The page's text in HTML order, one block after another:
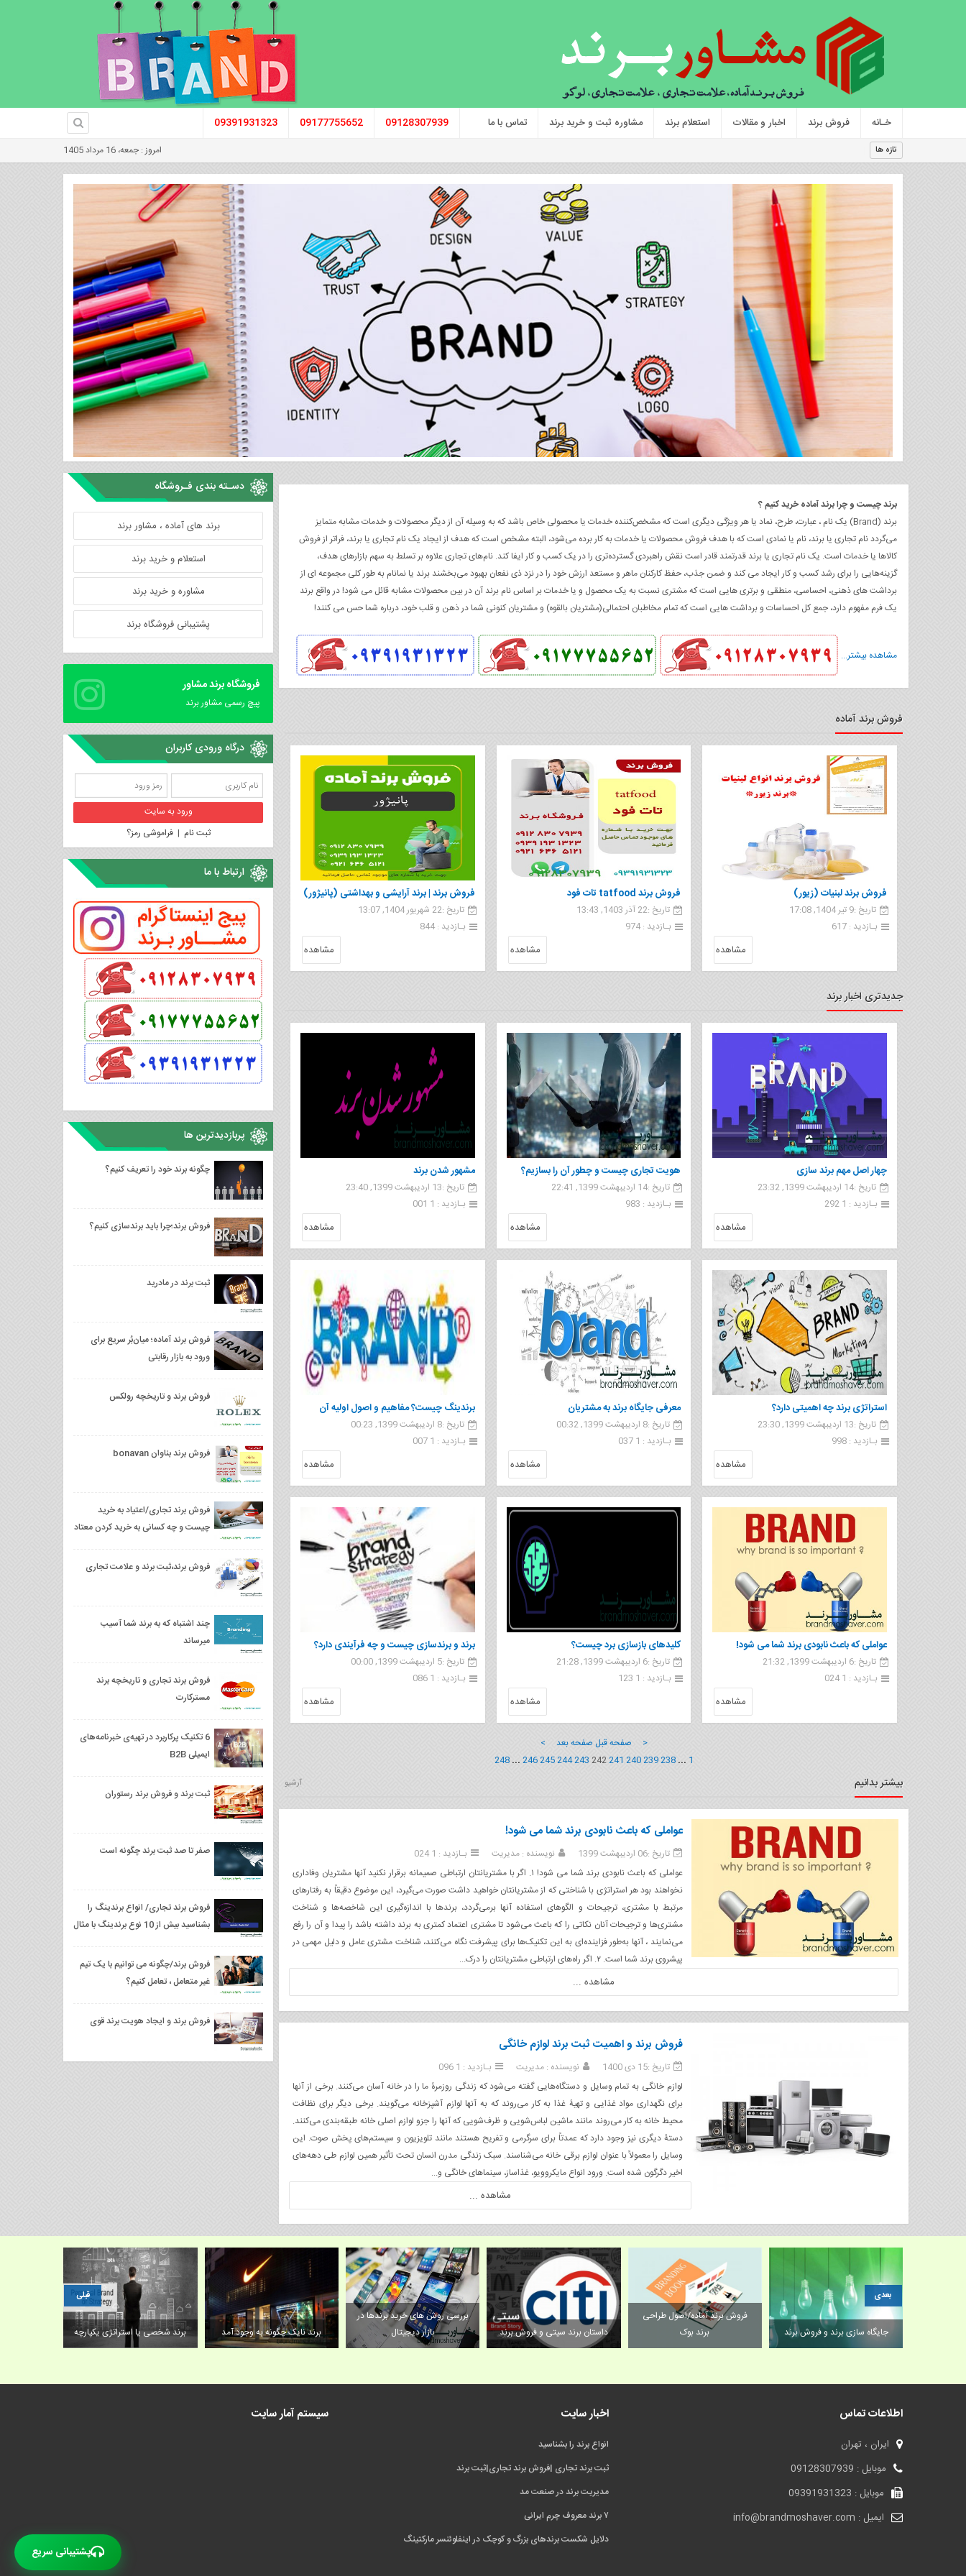
خـانه فروش برند اخبار و مقالات استعلام برند مشاوره ثبت و خرید برند تماس با ما 09128307939
09177755652
09391931323
تازه ها امروز : جمعه، 16 مرداد 1405
برند چیست و چرا برند آماده خرید کنیم ؟
برند (Brand) یک نام ، عبارت، طرح، نماد یا هر ویژگی دیگری است که مشخص‌کننده خدمات یا محصولی خاص باشد که به وسیله آن از دیگر محصولات و خدمات مشابه متمایز
می‌گردد نام تجاری یا برند، نام یا نمادی است که با هدف فروش محصولات یا خدمات به کار برده می‌شود، البته مشخص است که هدف از ایجاد یک نام تجاری یا برند، فراتر از فروش
کالاها یا خدمات است. یک نام تجاری یا برند قدرتمند قادر است نقش راهبردی گسترده‌تری را در یک کسب و کار ایفا کند. نام‌های تجاری علاوه بر تسلط به سهم بازارهای هدف،
گزینه‌هایی را برای رشد کسب و کار ایجاد می کند و ضمن جذب، حفظ کارکنان ماهر و مستعد ارزش خود را در نزد ذی نفعان بهبود می‌بخشند برند یا نمانام به طور کلی مجموعه ای از
برداشت های ذهنی، احساسی، منطقی و برتری هایی است که مشتری نسبت به یک محصول و یا خدمات بر اساس نام برند آن در بین محصولات مشابه قائل می شود! در واقع برند
یک فرم مفهوم دارد، جمع کل احساسات و برداشت هایی است که تمام مخاطبان احتمالی(مشتریان بالقوه) و مشتریان کنونی شما در ذهن و قلب خود، درباره شما حس می کنند!
مشاهده بیشتر...
فروش برند آماده
فروش برند لبنیات (زیور)
تاریخ :9 تیر 1404, 17:08
بـازدید : 617
مشاهده
فروش برند tatfood تات فود
تاریخ :22 آذر 1403, 13:43
بـازدید : 974
مشاهده
فروش برند | برند آرایشی و بهداشتی (پانیژور)
تاریخ :22 شهریور 1404, 13:07
بـازدید : 844
مشاهده
جدیدتری اخبار برند
چهار اصل مهم برند سازی
تاریخ :14 اردیبهشت 1399, 23:32
بـازدید : 1 292
مشاهده
هویت تجاری چیست و چطور آن را بسازیم؟
چطور یک برند باشیم؟
تاریخ :14 اردیبهشت 1399, 22:41
بـازدید : 983
مشاهده
مشهور شدن برند
تاریخ :13 اردیبهشت 1399, 23:40
بـازدید : 1 001
مشاهده
استراتژی برند چه اهمیتی دارد؟
تاریخ :13 اردیبهشت 1399, 23:30
بـازدید : 998
مشاهده
معرفی جایگاه برند به مشتریان
تاریخ :8 اردیبهشت 1399, 00:32
بـازدید : 1 037
مشاهده
برندینگ چیست؟ مفاهیم و اصول اولیه آن
تاریخ :8 اردیبهشت 1399, 00:23
بـازدید : 1 007
مشاهده
عواملی که باعث نابودی برند شما می شود!
تاریخ :6 اردیبهشت 1399, 21:32
بـازدید : 1 024
مشاهده
کلیدهای بازسازی برد چیست؟
تاریخ :6 اردیبهشت 1399, 21:28
بـازدید : 1 123
مشاهده
برند و برندسازی چیست و چه فرآیندی دارد؟
تاریخ :5 اردیبهشت 1399, 00:00
بـازدید : 1 086
مشاهده
< صفحه قبل صفحه بعد >
1
...
238
239
240
241
242
243
244
245
246
...
248
بیشتر بدانیم آرشیو
عواملی که باعث نابودی برند شما می شود!
تاریخ :06 اردیبهشت 1399 نویسنده : مدیریت
بـازدید : 1 024
عواملی که باعث نابودی برند شما می شود! ۱. اگر با مشتریانتان ارتباطی صمیمانه برقرار نکنید آنها مشتریان وفاداری
نخواهند بود هر استراتژی با شناختی که از مشتریانتان خواهید داشت صورت می‌گیرد، این موضوع دقیقاً به رفتارهای
مرتبط با مشتری، ترجیحات و الگوهای استفاده آنها برمی‌گردد، برندها با اندازه‌گیری این شاخصه‌ها و شناخت
مشتری‌ها و ترجیحات آنان نکاتی را که باعث می‌شود تا مشتری اعتماد کمتری به برند داشته باشد را پیدا و آن را رفع
می‌نمایند ، آنها به‌طور فزاینده‌ای به این تکنیک‌ها برای پیشرفت نگاه می‌کنند، شناخت مشتری عامل و دلیل مهمی در
پیشروی برند شما است. ۲. اگر راه‌های ارتباطی مشتریانتان را درک...
مشاهده ...
فروش برند و اهمیت ثبت برند لوازم خانگی
تاریخ :15 دی 1400 نویسنده : مدیریت
بـازدید : 1 096
لوازم خانگی به تمام وسایل و دستگاه‌هایی گفته می‌شود که زندگی روزمرۀ ما را در خانه آسان می‌کنند. برخی از آنها
برای نگهداری مواد غذایی و تهیۀ غذا به کار می‌روند که به آنها لوازم آشپزخانه می‌گویند. برخی دیگر برای نظافت
محیط خانه به کار می‌روند مانند ماشین لباس‌شویی و ظرف‌شویی که آنها را جزو لوازم اصلی خانه طبقه‌بندی می‌کنند.
دستۀ دیگری نیز وجود دارد که عمدتاً برای سرگرمی و تفریح هستند مانند تلویزیون و سیستم‌های پخش صوت. این
وسایل را معمولاً با عنوان لوازم برقی خانه می‌شناسند. سبک زندگی مدرن انسان تحت تأثیر همین لوازم طی دهه‌های
اخیر دگرگون شده است. ورود انواع مایکروویو، غذاساز، سینماهای خانگی و...
مشاهده ...
دسـته بندی فـروشگاه
برند های آماده ، مشاور برند
استعلام و خرید برند
مشاوره و خرید برند
پشتیبانی فروشگاه برند
فروشگاه برند مشاور
پیچ رسمی مشاور برند
درگاه ورودی کاربران
ثبت نام |فراموشی رمز؟
ارتباط با ما
پربازدیدترین ها
چگونه برند خود را تعریف کنیم؟
فروش برند؛چرا باید برندسازی کنیم؟
ثبت برند در مادرید
فروش برند آماده؛ میان‌بُر سریع برای
ورود به بازار رقابتی
فروش برند و تاریخچه رولکس
فروش برند بناوان bonavan
فروش برند تجاری/اعتیاد به خرید
چیست و چه کسانی به خرید کردن معتاد
فروش برند،ثبت برند و علامت تجاری
چند اشتباه که به برند شما آسیب
میرساند
فروش برند تجاری و تاریخچه برند
مسترکارت
6 تکنیک پرکاربرد در تهیه‌ی خبرنامه‌های
ایمیلی B2B
ثبت برند و فروش برند رستوران
صفر تا صد ثبت برند چگونه است
فروش برند تجاری/ انواع برندینگ را
بشناسید بیش از 10 نوع برندینگ با مثال
فروش برند/چگونه می توانیم با یک تیم
غیر متعامل ، تعامل کنیم؟
فروش برند و ایجاد هویت برند قوی
برند نایک چگونه به وجود آمد
بررسی روش های خرید برندها در
بازار دیجیتال
داستان برند سیتی و فروش برند
فروش برند آماده/اصول طراحی
برند بوک
جایگاه سازی برند و فروش برند
فروش برند/منابع کسب و کار را
برای رسیدن به اهدافتان چگونه
ارزیابی می‌کنید؟
قبلی بعدی
اطلاعات تماس
ایران ، تهران
موبایل : 09128307939
موبایل : 09391931323
ایمیل : info@brandmoshaver.com
اخبار سایت
انواع برند را بشناسید
ثبت برند تجاری |فروش برند تجاری|ثبت برند
مدیریت برند در صنعت مد
۷ برند معروف چرم ایرانی
دلایل شکست برندهای بزرگ و کوچک در اینفلوئنسر مارکتینگ
سیستم آمار سایت
پشتیبانی سریع